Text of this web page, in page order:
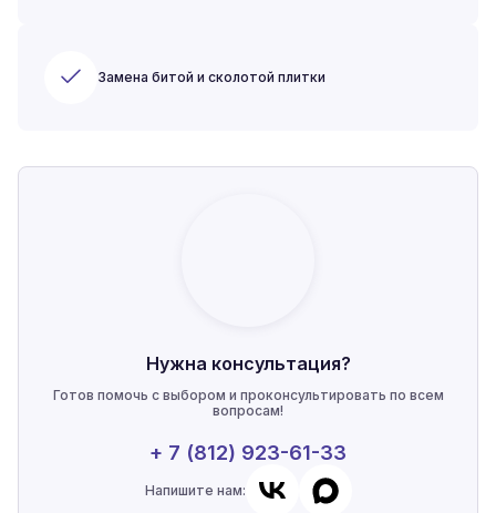
Замена битой и сколотой плитки
Нужна консультация?
Готов помочь с выбором и проконсультировать по всем
вопросам!
+ 7 (812) 923-61-33
Напишите нам: